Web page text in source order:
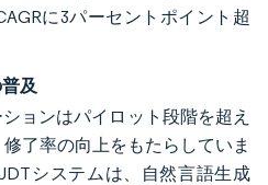
に3パーセントポイント超
及
ョンはパイロット段階を超え
了率の向上をもたらしていま
システムは、自然言語生成